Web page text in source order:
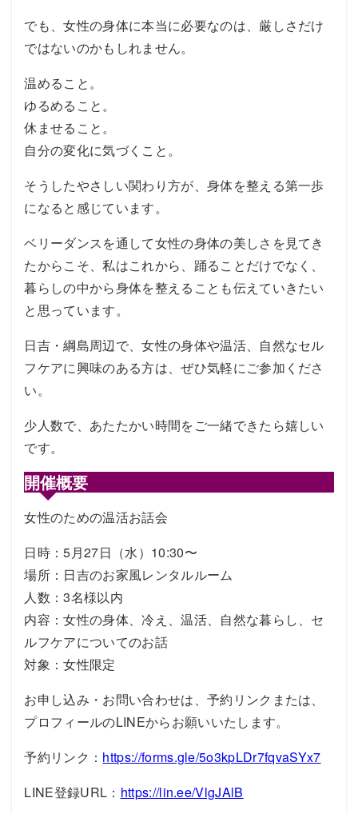
でも、女性の身体に本当に必要なのは、厳しさだけ
ではないのかもしれません。
温めること。
ゆるめること。
休ませること。
自分の変化に気づくこと。
そうしたやさしい関わり方が、身体を整える第一歩
になると感じています。
ベリーダンスを通して女性の身体の美しさを見てき
たからこそ、私はこれから、踊ることだけでなく、
暮らしの中から身体を整えることも伝えていきたい
と思っています。
日吉・綱島周辺で、女性の身体や温活、自然なセル
フケアに興味のある方は、ぜひ気軽にご参加くださ
い。
少人数で、あたたかい時間をご一緒できたら嬉しい
です。
開催概要
女性のための温活お話会
日時：5月27日（水）10:30〜
場所：日吉のお家風レンタルルーム
人数：3名様以内
内容：女性の身体、冷え、温活、自然な暮らし、セ
ルフケアについてのお話
対象：女性限定
お申し込み・お問い合わせは、予約リンクまたは、
プロフィールのLINEからお願いいたします。
予約リンク： https://forms.gle/5o3kpLDr7fqvaSYx7
LINE登録URL： https://lin.ee/VlgJAlB